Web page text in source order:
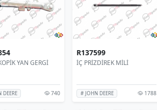
YAN GERGİ
DEERE 740
R137599
İÇ PRİZDİREK MİLİ
# JOHN DEERE 1788